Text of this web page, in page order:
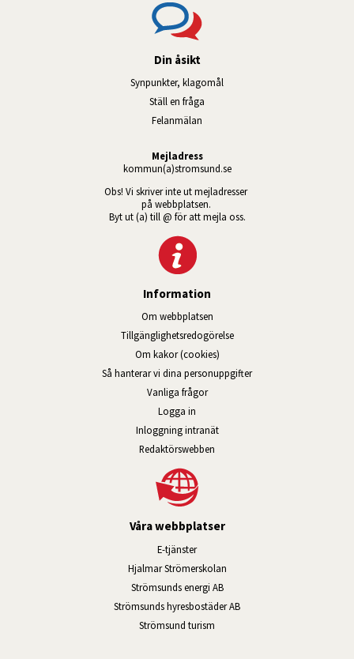
Din åsikt
Synpunkter, klagomål
Ställ en fråga
Felanmälan
Mejladress
kommun(a)stromsund.se
Obs! Vi skriver inte ut mejladresser
på webbplatsen.
Byt ut (a) till @ för att mejla oss.
Information
Om webbplatsen
Tillgänglig­hets­redo­görelse
Om kakor (cookies)
Så hanterar vi dina personuppgifter
Vanliga frågor
Logga in
Inloggning intranätÖppnas i nytt fönster.
Redaktörswebben
Våra webbplatser
E-tjänsterLänk till annan webbplats, öppnas i
Hjalmar StrömerskolanLänk till annan webbplats,
Strömsunds energi ABLänk till annan webbplats,
Strömsunds hyresbostäder ABLänk till annan
Strömsund turism